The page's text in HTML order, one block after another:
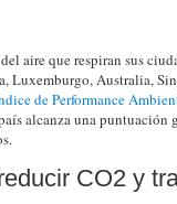
aire que respiran sus
Luxemburgo, Australia,
de Performance
alcanza una puntuación
CO2 y